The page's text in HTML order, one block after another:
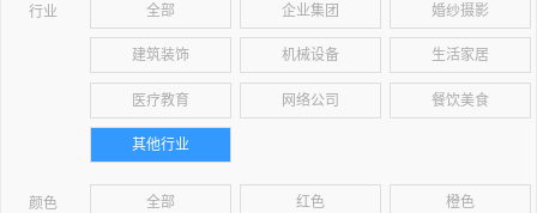
行业 全部 企业集团 婚纱摄影
建筑装饰 机械设备 生活家居
医疗教育 网络公司 餐饮美食
其他行业
颜色 全部 红色 橙色